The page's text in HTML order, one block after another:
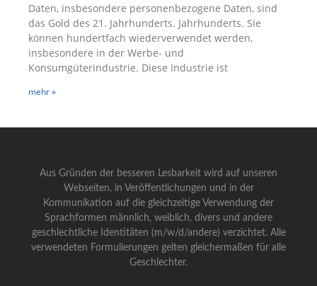
Daten, insbesondere personenbezogene Daten, sind
das Gold des 21. Jahrhunderts. Jahrhunderts. Sie
können hundertfach wiederverwendet werden,
insbesondere in der Werbe- und
Konsumgüterindustrie. Diese Industrie ist
mehr »
Aus Gründen der besseren Lesbarkeit wird auf unseren
Webseiten, in Veröffentlichungen und in der
Kommunikation auf die gleichzeitige Verwendung der
Sprachformen männlich, weiblich, divers und andere
geschlechtliche Identitäten (m/w/d/andere) verzichtet. Alle
verwendeten Formulierungen gelten gleichermaßen für alle
Geschlechter.